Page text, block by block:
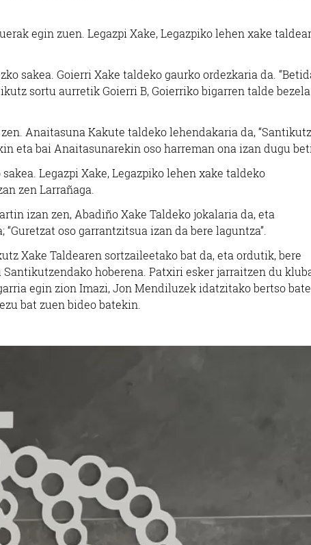
egin zuen. Legazpi Xake, Legazpiko lehen xake
sakea. Goierri Xake taldeko gaurko ordezkaria da.
sortu aurretik Goierri B, Goierriko bigarren talde
Anaitasuna Kakute taldeko lehendakaria da, “Santikutz
eta bai Anaitasunarekin oso harreman ona izan dugu
Legazpi Xake, Legazpiko lehen xake taldeko
zen Larrañaga.
izan zen, Abadiño Xake Taldeko jokalaria da, eta
oso garrantzitsua izan da bere laguntza”.
Xake Taldearen sortzaileetako bat da, eta ordutik, bere
hoberena. Patxiri esker jarraitzen du
egin zion Imazi, Jon Mendiluzek idatzitako bertso
bat zuen bideo batekin.